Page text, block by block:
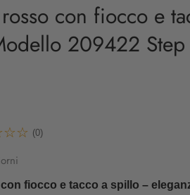
con fiocco e
209422
(0)
fiocco e tacco a spillo –